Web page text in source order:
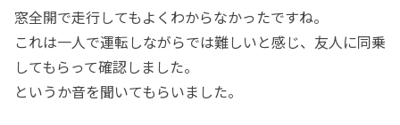
窓全開で走行してもよくわからなかったですね。
これは一人で運転しながらでは難しいと感じ、友人に同乗
してもらって確認しました。
というか音を聞いてもらいました。